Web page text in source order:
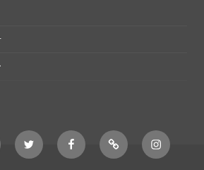
Twitter
Nezshi
Movieboo
Facebook
Feedly
Instagram
Nezshi